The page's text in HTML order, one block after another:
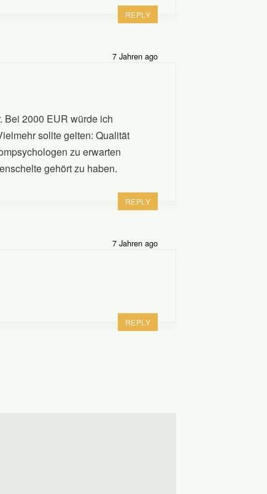
REPLY
7 Jahren ago
Bei 2000 EUR würde ich
sollte gelten: Qualität
zu erwarten
gehört zu haben.
REPLY
7 Jahren ago
REPLY